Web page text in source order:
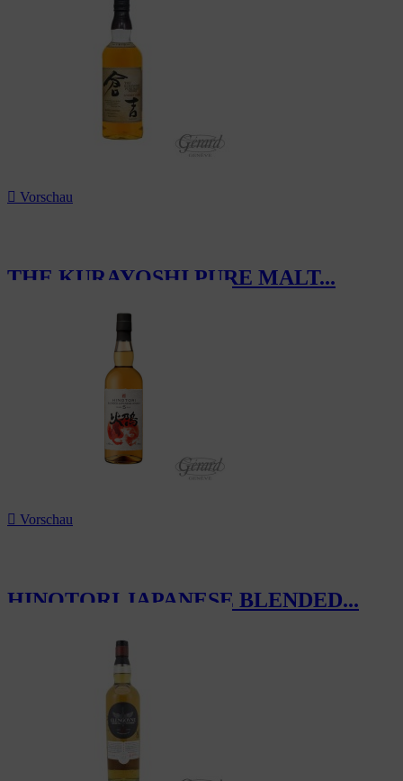
 Vorschau
THE KURAYOSHI PURE MALT...
 Vorschau
HINOTORI JAPANESE BLENDED...